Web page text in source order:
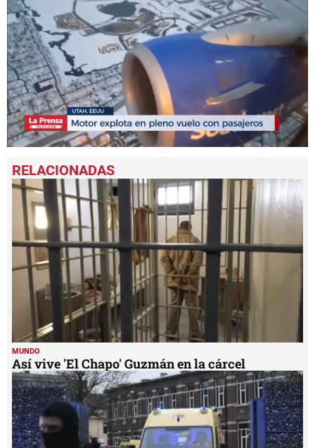
seconds
of
39
seconds
MUNDO
Así vive 'El Chapo' Guzmán en la cárcel